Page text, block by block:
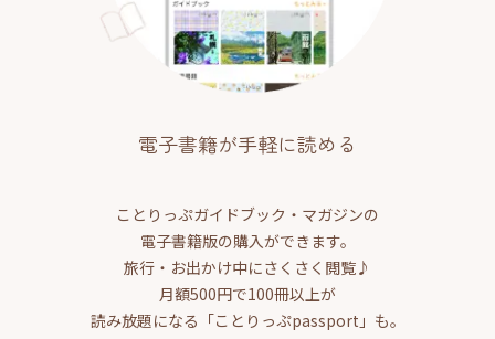
電子書籍が手軽に読める
ことりっぷガイドブック・マガジンの
電子書籍版の購入ができます。
旅行・お出かけ中にさくさく閲覧♪
月額500円で100冊以上が
読み放題になる「ことりっぷpassport」も。